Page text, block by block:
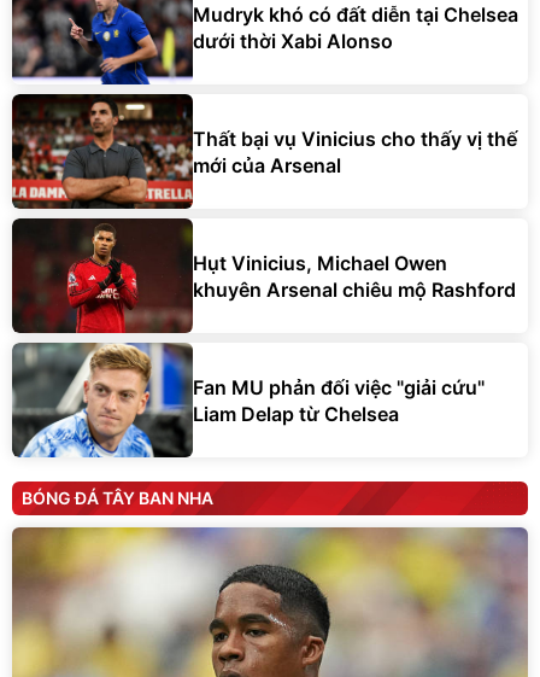
Mudryk khó có đất diễn tại Chelsea
dưới thời Xabi Alonso
Thất bại vụ Vinicius cho thấy vị thế
mới của Arsenal
Hụt Vinicius, Michael Owen
khuyên Arsenal chiêu mộ Rashford
Fan MU phản đối việc "giải cứu"
Liam Delap từ Chelsea
BÓNG ĐÁ TÂY BAN NHA